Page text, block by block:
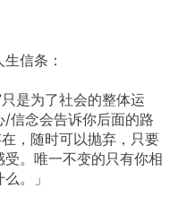
信条：
只是为了社会的整体运
信念会告诉你后面的路
，随时可以抛弃，只要
。唯一不变的只有你相
。」